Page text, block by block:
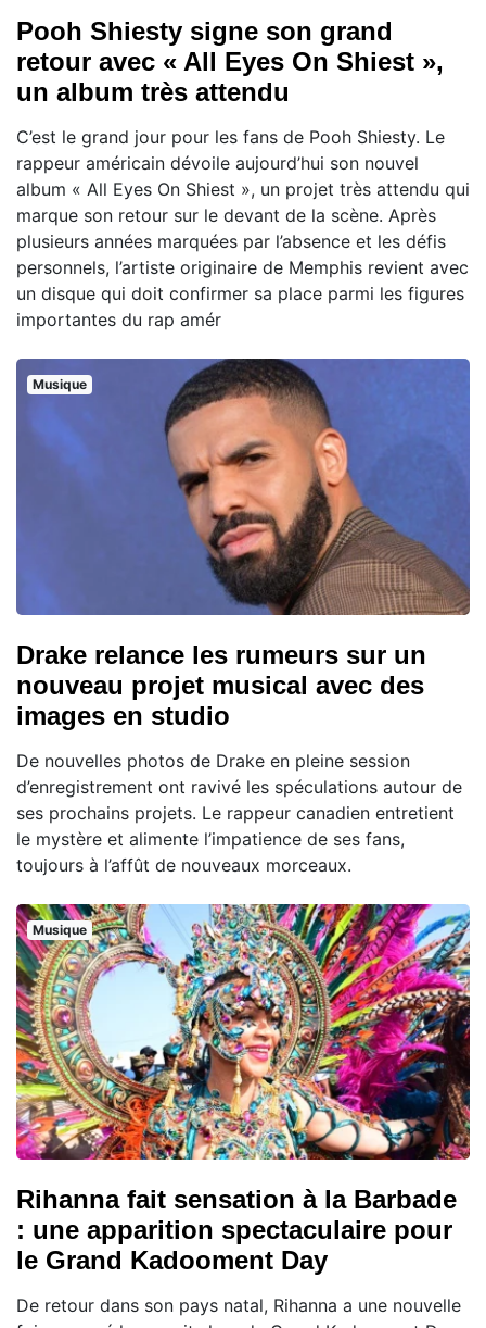
Pooh Shiesty signe son grand
retour avec « All Eyes On Shiest »,
un album très attendu
C’est le grand jour pour les fans de Pooh Shiesty. Le
rappeur américain dévoile aujourd’hui son nouvel
album « All Eyes On Shiest », un projet très attendu qui
marque son retour sur le devant de la scène. Après
plusieurs années marquées par l’absence et les défis
personnels, l’artiste originaire de Memphis revient avec
un disque qui doit confirmer sa place parmi les figures
importantes du rap amér
Musique
Drake relance les rumeurs sur un
nouveau projet musical avec des
images en studio
De nouvelles photos de Drake en pleine session
d’enregistrement ont ravivé les spéculations autour de
ses prochains projets. Le rappeur canadien entretient
le mystère et alimente l’impatience de ses fans,
toujours à l’affût de nouveaux morceaux.
Musique
Rihanna fait sensation à la Barbade
: une apparition spectaculaire pour
le Grand Kadooment Day
De retour dans son pays natal, Rihanna a une nouvelle